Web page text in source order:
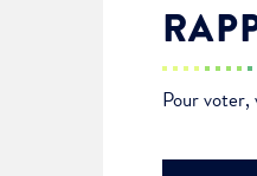
Pour voter,